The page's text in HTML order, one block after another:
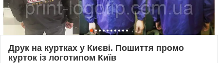
Друк на куртках у Києві. Пошиття промо
курток із логотипом Київ